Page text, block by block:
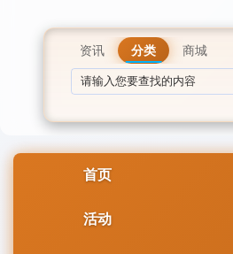
资讯 分类 商城
首页
活动